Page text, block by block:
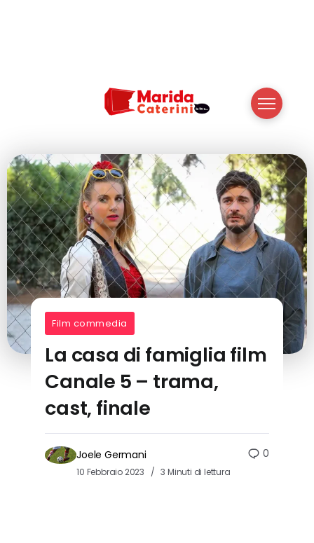
Film commedia
La casa di famiglia film
Canale 5 – trama,
cast, finale
Joele Germani
10 Febbraio 2023 3 Minuti di lettura
0